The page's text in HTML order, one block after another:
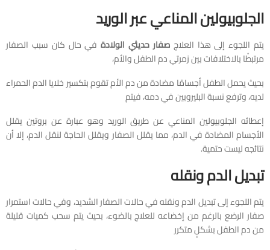
الجلوبيولين المناعي عبر الوريد
يتم اللجوء إلى هذا العلاجصفار حديثي الولادة في حال كان سبب الصفار
مرتبطًا بالاختلافات بين زمرتي دم الطفل والأم،
بحيث يحمل الطفل أجسامًا مضادة من دم الأم تقوم بتكسير خلايا الدم الحمراء
لديه، وترفع نسبة البليروبين في دمه، فيتم
إعطائه الجلوبيولين المناعي عن طريق الوريد وهو عبارة عن بروتين يقلل
الأجسام المضادة في الدم، مما يقلل الصفار ويقلل الحاجة لنقل الدم، إلا أن
نتائجه ليست حتمية.
تبديل الدم ونقله
يتم اللجوء إلى تبديل الدم ونقله في حالات الصفار الشديد، وفي حالات استمرار
صفار الرضع بالرغم من إخضاعه للعلاج بالضوء، بحيث يتم سحب كميات قليلة
من دم الطفل بشكلٍ متكرر